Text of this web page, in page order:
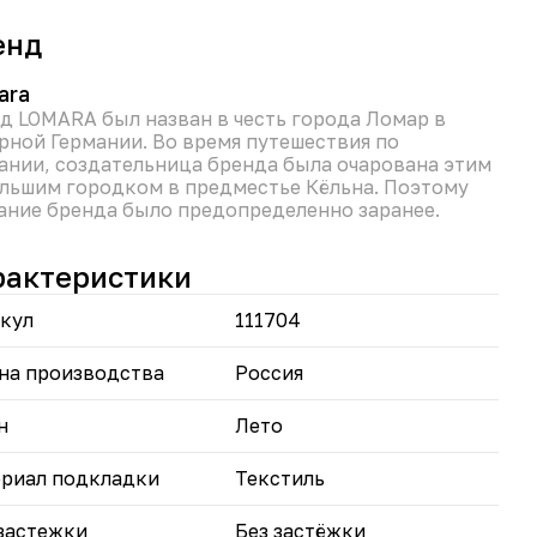
обеспечивает хорошую посадку по фигуре и
движений.
для создания как повседневных, так и
официальных образов.
женственности вашим образам вместе с
юбкой "Олеся" и собирайте комплименты.
LOMARA был назван в честь города Ломар в
Германии. Во время путешествия по
создательница бренда была очарована этим
городком в предместье Кёльна. Поэтому
бренда было предопределенно заранее.
111704
производства Россия
Лето
подкладки Текстиль
Без застёжки